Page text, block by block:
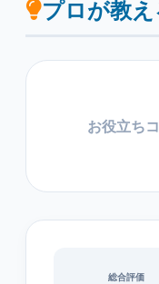
プロが教
お役立ち
総合評価